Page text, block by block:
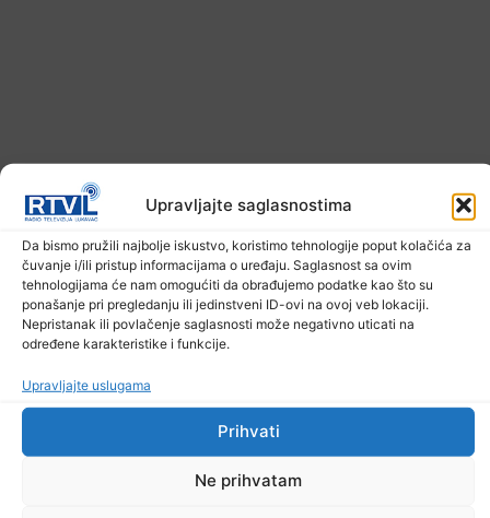
Upravljajte saglasnostima
Da bismo pružili najbolje iskustvo, koristimo tehnologije poput kolačića za
čuvanje i/ili pristup informacijama o uređaju. Saglasnost sa ovim
tehnologijama će nam omogućiti da obrađujemo podatke kao što su
ponašanje pri pregledanju ili jedinstveni ID-ovi na ovoj veb lokaciji.
Nepristanak ili povlačenje saglasnosti može negativno uticati na
određene karakteristike i funkcije.
Upravljajte uslugama
Prihvati
Ne prihvatam
U TK povećan broj požara
7. Augusta 2026.